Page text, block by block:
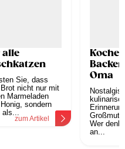
alle
Sie, dass
nicht nur mit
Marmeladen
sondern
als...
zum Artikel
Oma
Wer
an...